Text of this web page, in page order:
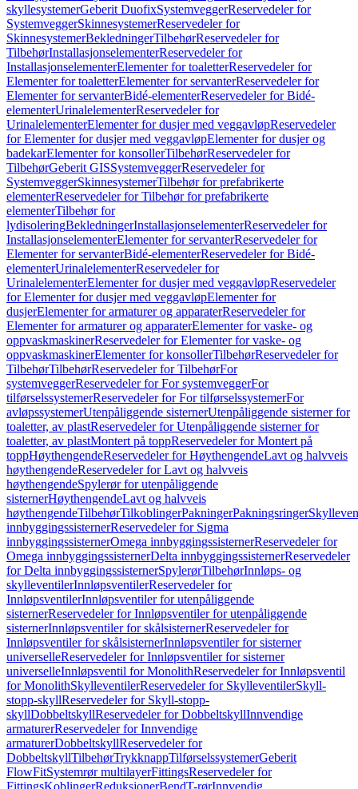
skyllesystemerGeberit DuofixSystemveggerReservedeler for
SystemveggerSkinnesystemerReservedeler for
SkinnesystemerBekledningerTilbehørReservedeler for
TilbehørInstallasjonselementerReservedeler for
InstallasjonselementerElementer for toaletterReservedeler for
Elementer for toaletterElementer for servanterReservedeler for
Elementer for servanterBidé-elementerReservedeler for Bidé-
elementerUrinalelementerReservedeler for
UrinalelementerElementer for dusjer med veggavløpReservedeler
for Elementer for dusjer med veggavløpElementer for dusjer og
badekarElementer for konsollerTilbehørReservedeler for
TilbehørGeberit GISSystemveggerReservedeler for
SystemveggerSkinnesystemerTilbehør for prefabrikerte
elementerReservedeler for Tilbehør for prefabrikerte
elementerTilbehør for
lydisoleringBekledningerInstallasjonselementerReservedeler for
InstallasjonselementerElementer for servanterReservedeler for
Elementer for servanterBidé-elementerReservedeler for Bidé-
elementerUrinalelementerReservedeler for
UrinalelementerElementer for dusjer med veggavløpReservedeler
for Elementer for dusjer med veggavløpElementer for
dusjerElementer for armaturer og apparaterReservedeler for
Elementer for armaturer og apparaterElementer for vaske- og
oppvaskmaskinerReservedeler for Elementer for vaske- og
oppvaskmaskinerElementer for konsollerTilbehørReservedeler for
TilbehørTilbehørReservedeler for TilbehørFor
systemveggerReservedeler for For systemveggerFor
tilførselssystemerReservedeler for For tilførselssystemerFor
avløpssystemerUtenpåliggende sisternerUtenpåliggende sisterner for
toaletter, av plastReservedeler for Utenpåliggende sisterner for
toaletter, av plastMontert på toppReservedeler for Montert på
toppHøythengendeReservedeler for HøythengendeLavt og halvveis
høythengendeReservedeler for Lavt og halvveis
høythengendeSpylerør for utenpåliggende
sisternerHøythengendeLavt og halvveis
høythengendeTilbehørTilkoblingerPakningerPakningsringer
innbyggingssisternerReservedeler for Sigma
innbyggingssisternerOmega innbyggingssisternerReservedeler for
Omega innbyggingssisternerDelta innbyggingssisternerReservedeler
for Delta innbyggingssisternerSpylerørTilbehørInnløps- og
skylleventilerInnløpsventilerReservedeler for
InnløpsventilerInnløpsventiler for utenpåliggende
sisternerReservedeler for Innløpsventiler for utenpåliggende
sisternerInnløpsventiler for skålsisternerReservedeler for
Innløpsventiler for skålsisternerInnløpsventiler for sisterner
universelleReservedeler for Innløpsventiler for sisterner
universelleInnløpsventil for MonolithReservedeler for Innløpsventil
for MonolithSkylleventilerReservedeler for SkylleventilerSkyll-
stopp-skyllReservedeler for Skyll-stopp-
skyllDobbeltskyllReservedeler for DobbeltskyllInnvendige
armaturerReservedeler for Innvendige
armaturerDobbeltskyllReservedeler for
DobbeltskyllTilbehørTrykknappTilførselssystemerGeberit
FlowFitSystemrør multilayerFittingsReservedeler for
FittingsKoblingerReduksjonerBendT-rørInnvendig